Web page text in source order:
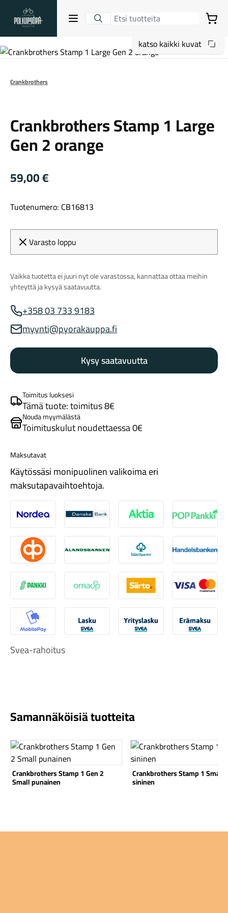
Lahden Polkupyörähuolto - etusivulle
Avaa sulje valikko
Hakutulokset
Gravel-pyörät
Maastosähköpyörät
Kaupunkisähköpyörät
Tarvikkeet
Renkaat
Komponentit
Ostoskori
katso kaikki kuvat
Crankbrothers
Crankbrothers Stamp 1 Large
Gen 2 orange
59,00€
Tuotenumero: CB16813
Varasto loppu
Vaikka tuotetta ei juuri nyt ole varastossa, kannattaa ottaa meihin
yhteyttä ja kysyä saatavuutta.
Myynnin puhelinnumero
+358 03 733 9183
Myynnin sähköposti
myynti@pyorakauppa.fi
Kysy saatavuutta
Toimitus luoksesi
Tämä tuote: toimitus 8€
Nouda myymälästä
Toimituskulut noudettaessa 0€
Maksutavat
Käytössäsi monipuolinen valikoima eri
maksutapavaihtoehtoja.
Nordea Danske Aktia Pop-
Osuuspankki Ålandsbanken Säästöpankki
S-Pankki Omasp Siirto Visa &
MobilePay Svea Lasku Svea yrityslaskuSvea
Svea-rahoitus
Samannäköisiä tuotteita
Katso tuote
Crankbrothers Stamp 1 Gen 2
Small punainen
Katso tuote
Crankbrothers Stamp 1 Small
sininen